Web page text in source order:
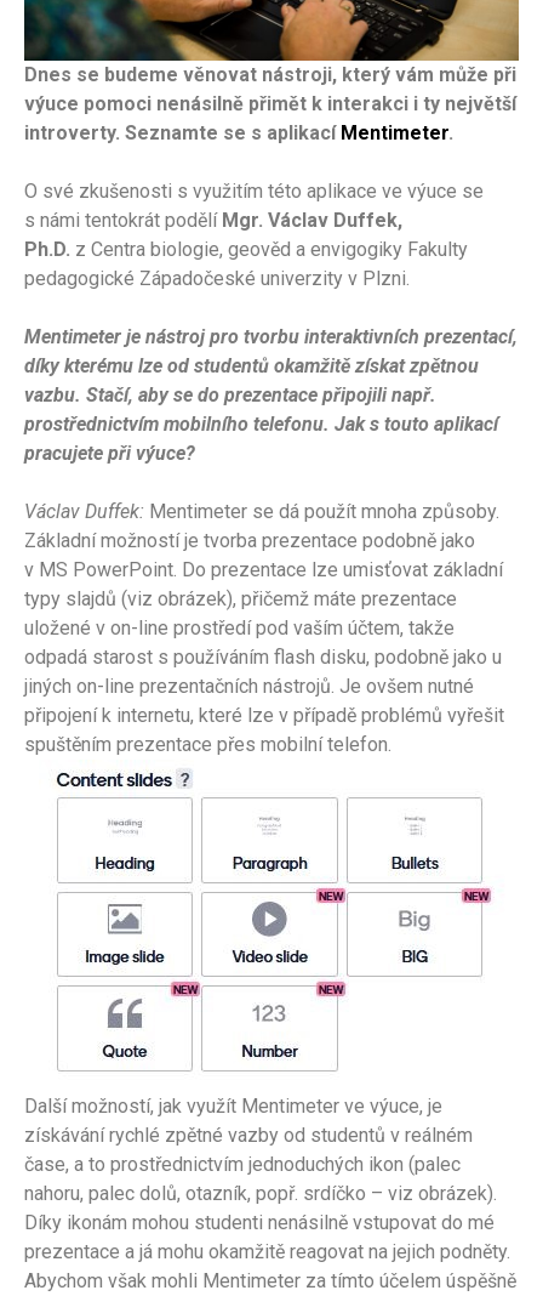
Dnes se budeme věnovat nástroji, který vám může při
výuce pomoci nenásilně přimět k interakci i ty největší
introverty. Seznamte se s aplikací Mentimeter.
O své zkušenosti s využitím této aplikace ve výuce se
s námi tentokrát podělí Mgr. Václav Duffek,
Ph.D. z Centra biologie, geověd a envigogiky Fakulty
pedagogické Západočeské univerzity v Plzni.
Mentimeter je nástroj pro tvorbu interaktivních prezentací,
díky kterému lze od studentů okamžitě získat zpětnou
vazbu. Stačí, aby se do prezentace připojili např.
prostřednictvím mobilního telefonu. Jak s touto aplikací
pracujete při výuce?
Václav Duffek: Mentimeter se dá použít mnoha způsoby.
Základní možností je tvorba prezentace podobně jako
v MS PowerPoint. Do prezentace lze umisťovat základní
typy slajdů (viz obrázek), přičemž máte prezentace
uložené v on-line prostředí pod vaším účtem, takže
odpadá starost s používáním flash disku, podobně jako u
jiných on-line prezentačních nástrojů. Je ovšem nutné
připojení k internetu, které lze v případě problémů vyřešit
spuštěním prezentace přes mobilní telefon.
Další možností, jak využít Mentimeter ve výuce, je
získávání rychlé zpětné vazby od studentů v reálném
čase, a to prostřednictvím jednoduchých ikon (palec
nahoru, palec dolů, otazník, popř. srdíčko – viz obrázek).
Díky ikonám mohou studenti nenásilně vstupovat do mé
prezentace a já mohu okamžitě reagovat na jejich podněty.
Abychom však mohli Mentimeter za tímto účelem úspěšně